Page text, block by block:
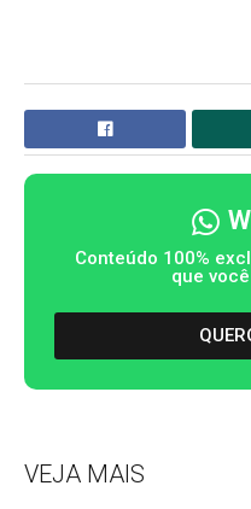
Conteúdo 100%
que
VEJA MAIS